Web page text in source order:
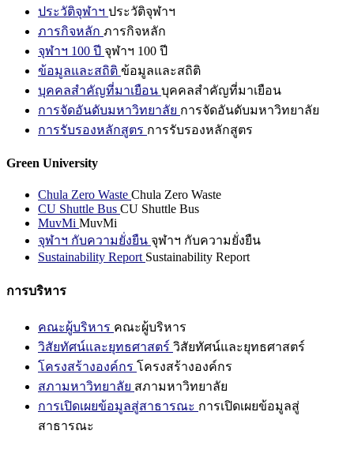
ประวัติจุฬาฯ ประวัติจุฬาฯ
ภารกิจหลัก ภารกิจหลัก
จุฬาฯ 100 ปี จุฬาฯ 100 ปี
ข้อมูลและสถิติ ข้อมูลและสถิติ
บุคคลสำคัญที่มาเยือน บุคคลสำคัญที่มาเยือน
การจัดอันดับมหาวิทยาลัย การจัดอันดับมหาวิทยาลัย
การรับรองหลักสูตร การรับรองหลักสูตร
Green University
Chula Zero Waste Chula Zero Waste
CU Shuttle Bus CU Shuttle Bus
MuvMi MuvMi
จุฬาฯ กับความยั่งยืน จุฬาฯ กับความยั่งยืน
Sustainability Report Sustainability Report
การบริหาร
คณะผู้บริหาร คณะผู้บริหาร
วิสัยทัศน์และยุทธศาสตร์ วิสัยทัศน์และยุทธศาสตร์
โครงสร้างองค์กร โครงสร้างองค์กร
สภามหาวิทยาลัย สภามหาวิทยาลัย
การเปิดเผยข้อมูลสู่สาธารณะ การเปิดเผยข้อมูลสู่
สาธารณะ